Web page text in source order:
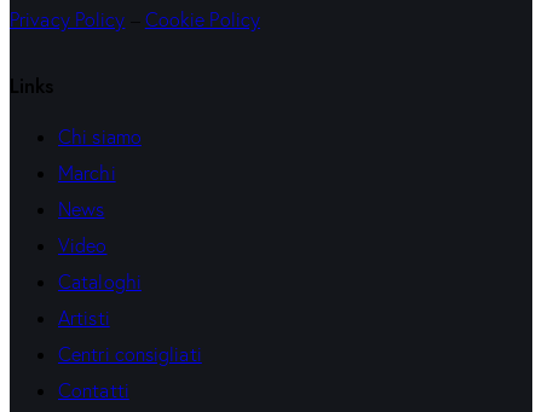
Privacy Policy Cookie Policy
Links
Chi siamo
Marchi
News
Video
Cataloghi
Artisti
Centri consigliati
Contatti